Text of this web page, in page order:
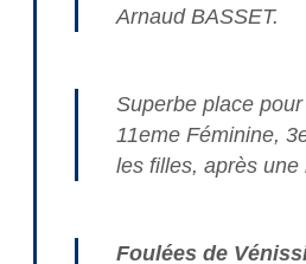
Arnaud BASSET.
Superbe place
11eme Féminine,
les filles, après une
Foulées de